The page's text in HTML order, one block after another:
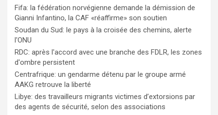
Fifa: la fédération norvégienne demande la démission de
Gianni Infantino, la CAF «réaffirme» son soutien
Soudan du Sud: le pays à la croisée des chemins, alerte
l'ONU
RDC: après l'accord avec une branche des FDLR, les zones
d'ombre persistent
Centrafrique: un gendarme détenu par le groupe armé
AAKG retrouve la liberté
Libye: des travailleurs migrants victimes d’extorsions par
des agents de sécurité, selon des associations